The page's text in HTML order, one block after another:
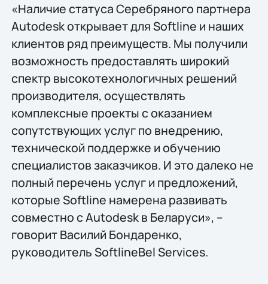
«Наличие статуса Серебряного партнера
Autodesk открывает для Softline и наших
клиентов ряд преимуществ. Мы получили
возможность предоставлять широкий
спектр высокотехнологичных решений
производителя, осуществлять
комплексные проекты с оказанием
сопутствующих услуг по внедрению,
технической поддержке и обучению
специалистов заказчиков. И это далеко не
полный перечень услуг и предложений,
которые Softline намерена развивать
совместно с Autodesk в Беларуси», –
говорит Василий Бондаренко,
руководитель SoftlineBel Services.